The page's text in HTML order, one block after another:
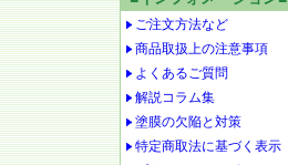
ご注文方法など
商品取扱上の注意事項
よくあるご質問
解説コラム集
塗膜の欠陥と対策
特定商取法に基づく表示